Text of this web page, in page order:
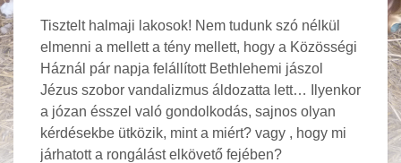
Tisztelt halmaji lakosok! Nem tudunk szó nélkül
elmenni a mellett a tény mellett, hogy a Közösségi
Háznál pár napja felállított Bethlehemi jászol
Jézus szobor vandalizmus áldozatta lett… Ilyenkor
a józan ésszel való gondolkodás, sajnos olyan
kérdésekbe ütközik, mint a miért? vagy , hogy mi
járhatott a rongálást elkövető fejében?